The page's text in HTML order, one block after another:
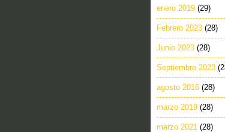
enero 2019 (29)
Febrero 2023 (28)
Junio 2023 (28)
Septiembre 2023
agosto 2016 (28)
marzo 2019 (28)
marzo 2021 (28)